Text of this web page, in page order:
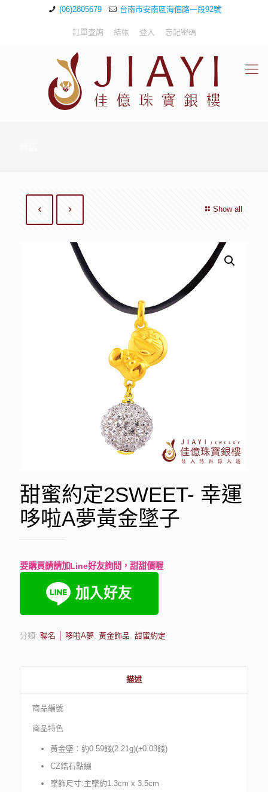
(06)2805679 台南市安南區海佃路一段92號
訂單查詢 結帳 登入 忘記密碼
Show all
甜蜜約定2SWEET- 幸運
哆啦A夢黃金墜子
要購買請請加Line好友詢問，甜甜價喔
分類: 聯名 │ 哆啦A夢 黃金飾品 甜蜜約定
描述
商品編號
商品特色
黃金墜：約0.59錢(2.21g)(±0.03錢)
CZ鋯石點綴
墜飾尺寸:主墜約1.3cm x 3.5cm